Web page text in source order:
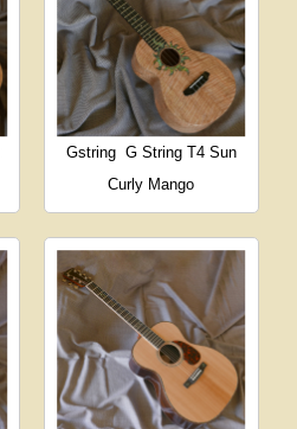
Gstring G String T4 Sun
Curly Mango